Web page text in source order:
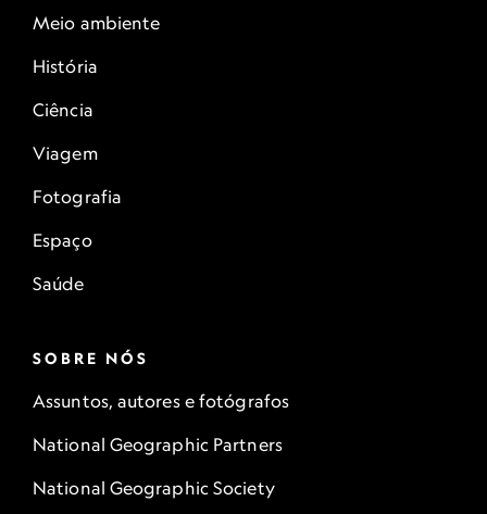
Meio ambiente
História
Ciência
Viagem
Fotografia
Espaço
Saúde
SOBRE NÓS
Assuntos, autores e fotógrafos
National Geographic Partners
National Geographic Society